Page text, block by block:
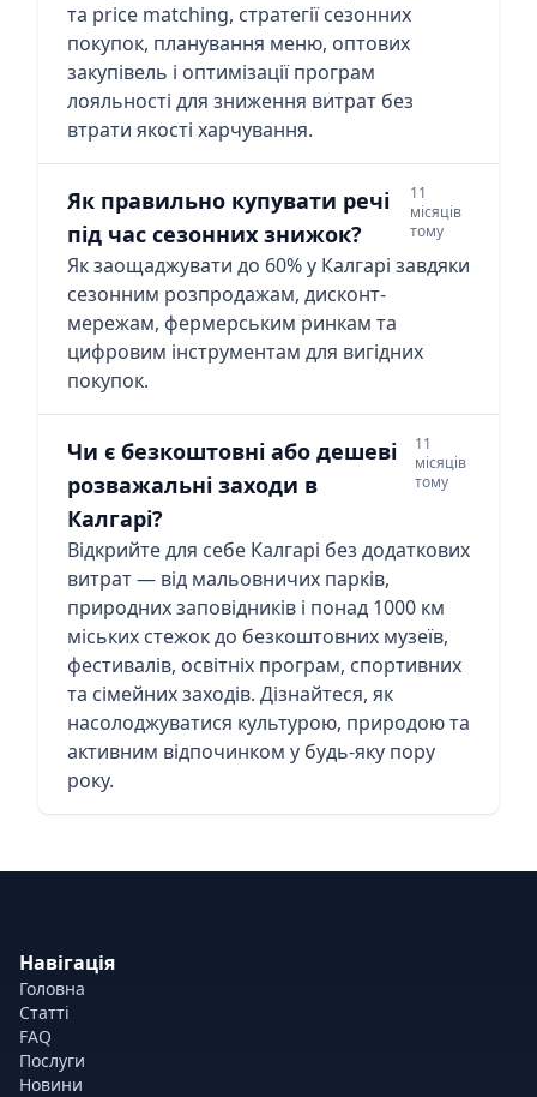
та price matching, стратегії сезонних
покупок, планування меню, оптових
закупівель і оптимізації програм
лояльності для зниження витрат без
втрати якості харчування.
Як правильно купувати речі
під час сезонних знижок?
11
місяців
тому
Як заощаджувати до 60% у Калгарі завдяки
сезонним розпродажам, дисконт-
мережам, фермерським ринкам та
цифровим інструментам для вигідних
покупок.
Чи є безкоштовні або дешеві
розважальні заходи в
Калгарі?
11
місяців
тому
Відкрийте для себе Калгарі без додаткових
витрат — від мальовничих парків,
природних заповідників і понад 1000 км
міських стежок до безкоштовних музеїв,
фестивалів, освітніх програм, спортивних
та сімейних заходів. Дізнайтеся, як
насолоджуватися культурою, природою та
активним відпочинком у будь-яку пору
року.
Навігація
Головна
Статті
FAQ
Послуги
Новини